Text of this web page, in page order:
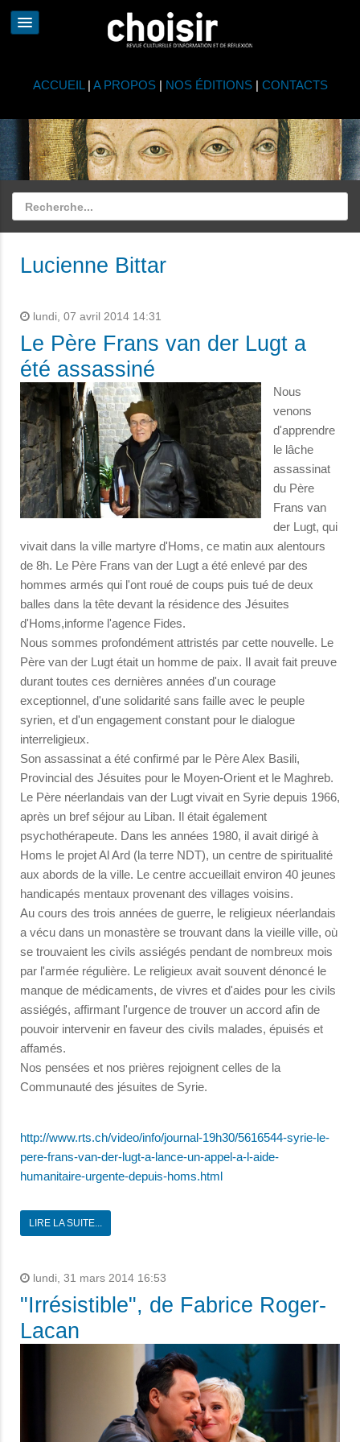
ACCUEIL | A PROPOS| NOS ÉDITIONS| CONTACTS
Lucienne Bittar
lundi, 07 avril 2014 14:31
Le Père Frans van der Lugt a
été assassiné
Nous
venons
d'apprendre
le lâche
assassinat
du Père
Frans van
der Lugt, qui
vivait dans la ville martyre d'Homs, ce matin aux alentours
de 8h. Le Père Frans van der Lugt a été enlevé par des
hommes armés qui l'ont roué de coups puis tué de deux
balles dans la tête devant la résidence des Jésuites
d'Homs,informe l'agence Fides.
Nous sommes profondément attristés par cette nouvelle. Le
Père van der Lugt était un homme de paix. Il avait fait preuve
durant toutes ces dernières années d'un courage
exceptionnel, d'une solidarité sans faille avec le peuple
syrien, et d'un engagement constant pour le dialogue
interreligieux.
Son assassinat a été confirmé par le Père Alex Basili,
Provincial des Jésuites pour le Moyen-Orient et le Maghreb.
Le Père néerlandais van der Lugt vivait en Syrie depuis 1966,
après un bref séjour au Liban. Il était également
psychothérapeute. Dans les années 1980, il avait dirigé à
Homs le projet Al Ard (la terre NDT), un centre de spiritualité
aux abords de la ville. Le centre accueillait environ 40 jeunes
handicapés mentaux provenant des villages voisins.
Au cours des trois années de guerre, le religieux néerlandais
a vécu dans un monastère se trouvant dans la vieille ville, où
se trouvaient les civils assiégés pendant de nombreux mois
par l'armée régulière. Le religieux avait souvent dénoncé le
manque de médicaments, de vivres et d'aides pour les civils
assiégés, affirmant l'urgence de trouver un accord afin de
pouvoir intervenir en faveur des civils malades, épuisés et
affamés.
Nos pensées et nos prières rejoignent celles de la
Communauté des jésuites de Syrie.
http://www.rts.ch/video/info/journal-19h30/5616544-syrie-le-
pere-frans-van-der-lugt-a-lance-un-appel-a-l-aide-
humanitaire-urgente-depuis-homs.html
LIRE LA SUITE...
lundi, 31 mars 2014 16:53
"Irrésistible", de Fabrice Roger-
Lacan